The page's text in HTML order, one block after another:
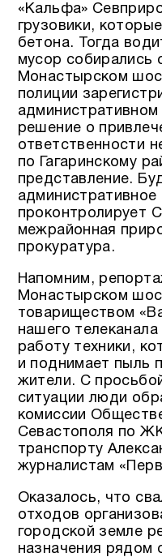
«Кальфа»
грузовики,
бетона. Тогда
мусор собирались
Монастырском
полиции
решение о
ответственности
по Гагаринскому
представление.
административное
проконтролирует
межрайонная
прокуратура.
Напомним,
Монастырском
товариществом
нашего
работу техники,
и поднимает пыль
жители. С
ситуации люди
комиссии
Севастополя по
транспорту
журналистам
Оказалось, что
отходов
городской земле
назначения рядом